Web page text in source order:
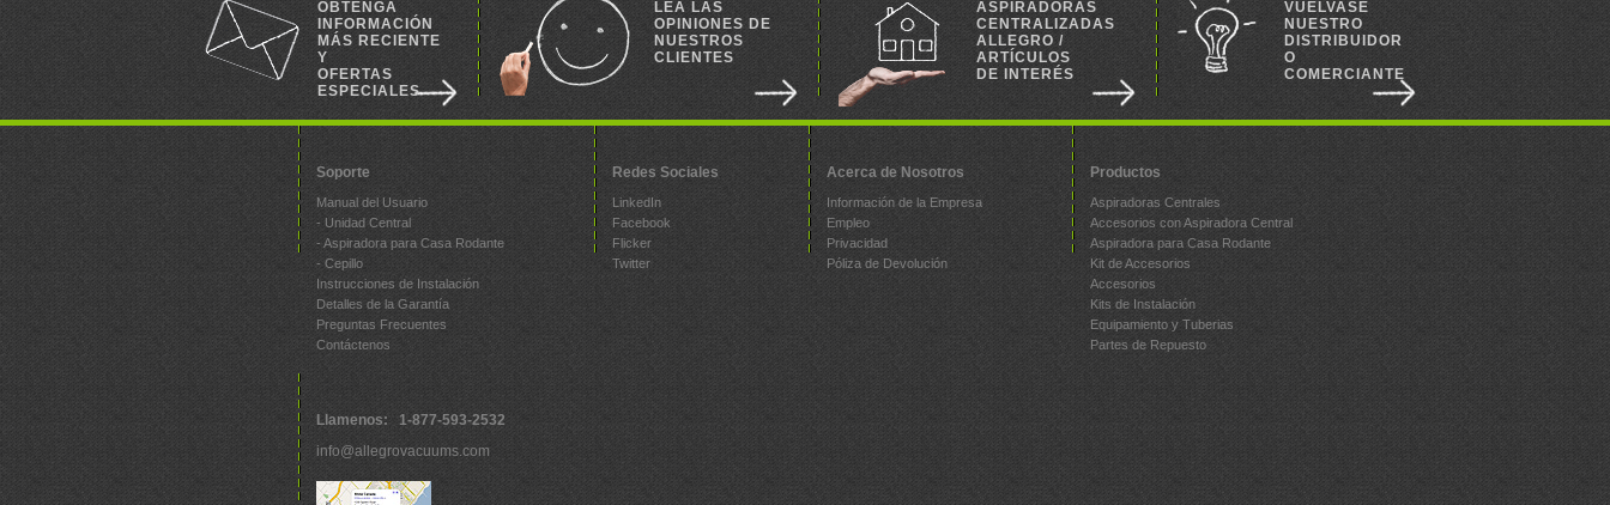
OBTENGA
INFORMACIÓN
MÁS RECIENTE
Y
OFERTAS
ESPECIALES
LEA LAS
OPINIONES DE
NUESTROS
CLIENTES
ASPIRADORAS
CENTRALIZADAS
ALLEGRO /
ARTÍCULOS
DE INTERÉS
VUELVASE
NUESTRO
DISTRIBUIDOR
O
COMERCIANTE
Soporte
Manual del Usuario
- Unidad Central
- Aspiradora para Casa Rodante
- Cepillo
Instrucciones de Instalación
Detalles de la Garantía
Preguntas Frecuentes
Contáctenos
Redes Sociales
LinkedIn
Facebook
Flicker
Twitter
Acerca de Nosotros
Información de la Empresa
Empleo
Privacidad
Póliza de Devolución
Productos
Aspiradoras Centrales
Accesorios con Aspiradora Central
Aspiradora para Casa Rodante
Kit de Accesorios
Accesorios
Kits de Instalación
Equipamiento y Tuberias
Partes de Repuesto
Llamenos: 1-877-593-2532
info@allegrovacuums.com